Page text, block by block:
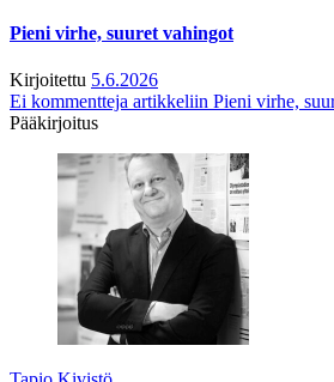
Pieni virhe, suuret vahingot
Kirjoitettu 5.6.2026
Ei kommentteja artikkeliin Pieni virhe,
Pääkirjoitus